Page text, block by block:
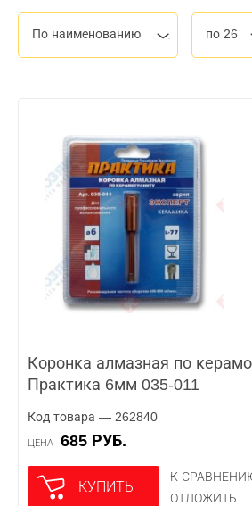
По наименованию по 26
Коронка алмазная по
Практика 6мм 035-011
Код товара — 262840
ЦЕНА 685 РУБ.
КУПИТЬ
К
ОТЛОЖИТЬ